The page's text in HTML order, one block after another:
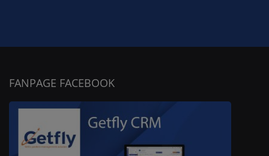
FANPAGE FACEBOOK